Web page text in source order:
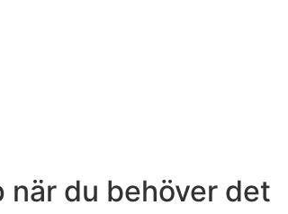
när du behöver det